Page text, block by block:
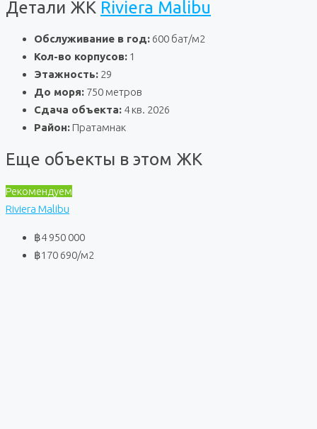
Детали ЖК Riviera Malibu
Обслуживание в год: 600 бат/м2
Кол-во корпусов: 1
Этажность: 29
До моря: 750 метров
Сдача объекта: 4 кв. 2026
Район: Пратамнак
Еще объекты в этом ЖК
Рекомендуем
Riviera Malibu
฿4 950 000
฿170 690/м2